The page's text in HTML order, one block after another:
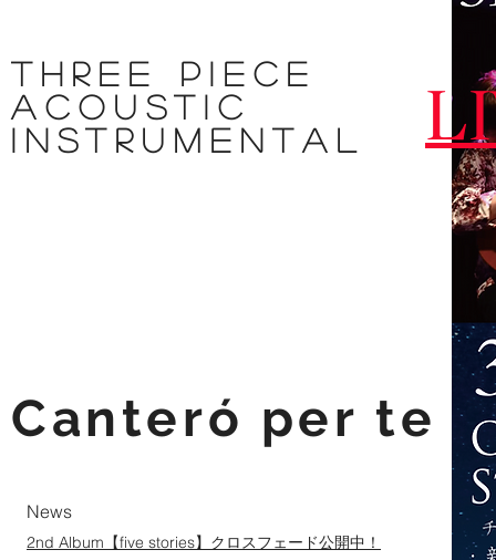
Canteró per te
three piece
acoustic
instrumental
​News
2nd Album【five stories】クロスフェード公開中！